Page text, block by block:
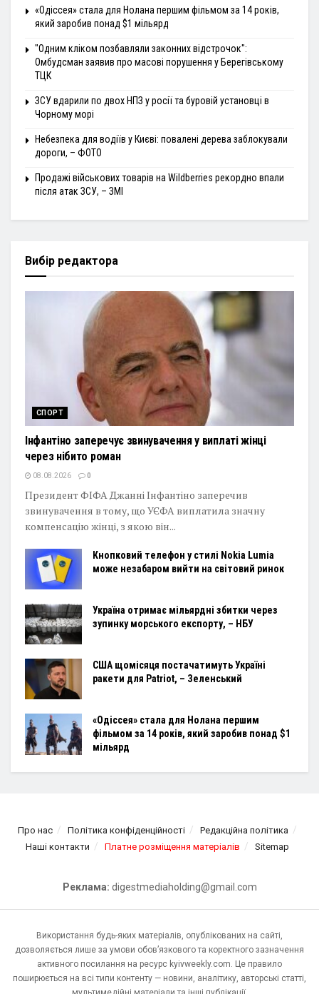
«Одіссея» стала для Нолана першим фільмом за 14 років,
який заробив понад $1 мільярд
"Одним кліком позбавляли законних відстрочок":
Омбудсман заявив про масові порушення у Берегівському
ТЦК
ЗСУ вдарили по двох НПЗ у росії та буровій установці в
Чорному морі
Небезпека для водіїв у Києві: повалені дерева заблокували
дороги, – ФОТО
Продажі військових товарів на Wildberries рекордно впали
після атак ЗСУ, – ЗМІ
Вибір редактора
СПОРТ
Інфантіно заперечує звинувачення у виплаті жінці
через нібито роман
08.08.2026 0
Президент ФІФА Джанні Інфантіно заперечив
звинувачення в тому, що УЄФА виплатила значну
компенсацію жінці, з якою він...
Кнопковий телефон у стилі Nokia Lumia
може незабаром вийти на світовий ринок
Україна отримає мільярдні збитки через
зупинку морського експорту, – НБУ
США щомісяця постачатимуть Україні
ракети для Patriot, – Зеленський
«Одіссея» стала для Нолана першим
фільмом за 14 років, який заробив понад $1
мільярд
Про нас Політика конфіденційності
Редакційна політика
Наші контакти
Платне розміщення матеріалів Sitemap
Реклама: digestmediaholding@gmail.com
Використання будь-яких матеріалів, опублікованих на сайті,
дозволяється лише за умови обов’язкового та коректного зазначення
активного посилання на ресурс kyivweekly.com. Це правило
поширюється на всі типи контенту — новини, аналітику, авторські статті,